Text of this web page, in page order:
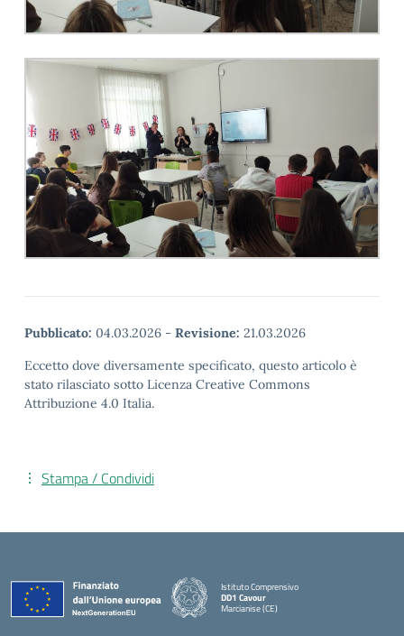
Pubblicato: 04.03.2026 - Revisione: 21.03.2026
Eccetto dove diversamente specificato, questo articolo è
stato rilasciato sotto Licenza Creative Commons
Attribuzione 4.0 Italia.
Stampa / Condividi
Istituto Comprensivo
DD1 Cavour
Marcianise (CE)